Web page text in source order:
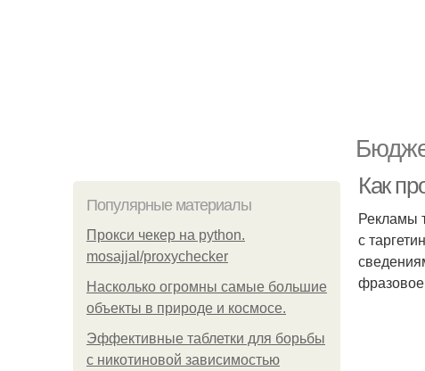
Популярные материалы
Прокси чекер на python.
mosajjal/proxychecker
Насколько огромны самые большие
объекты в природе и космосе.
Эффективные таблетки для борьбы
с никотиновой зависимостью
Как
Рекламы
с